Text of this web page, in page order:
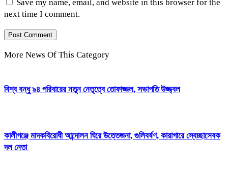
Save my name, email, and website in this browser for the
next time I comment.
More News Of This Category
বিশ্ব বন্ধু ৯৪ পরিবারের নতুন নেতৃত্বে তোফাজ্জল, সভাপতি উজ্জ্বল
কালীগঞ্জে মাদকবিরোধী আন্দোলন ঘিরে উত্তেজনা, গুলিবর্ষণ, কারাগারে স্বেচ্ছাসেবক
দল নেতা